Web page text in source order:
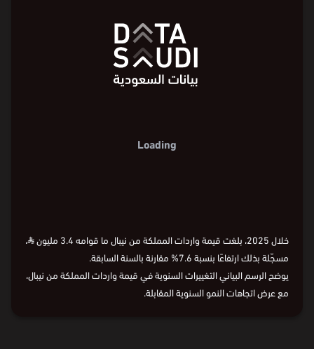
Loading
خلال 2025، بلغت قيمة واردات المملكة من نيبال ما قوامه 3.4 مليون ⃁،
مسجّلة بذلك ارتفاعًا بنسبة 7.6% مقارنة بالسنة السابقة.
يوضح الرسم البياني التغييرات السنوية في قيمة واردات المملكة من نيبال،
مع عرض اتجاهات النمو السنوية المقابلة.